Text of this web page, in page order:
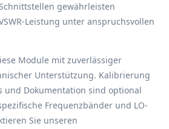
gewährleisten
Leistung unter anspruchsvollen
Module mit zuverlässiger
Unterstützung. Kalibrierung
und Dokumentation sind optional
Frequenzbänder und LO-
Sie unseren